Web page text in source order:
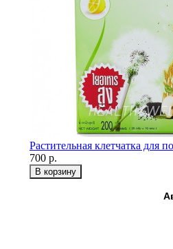
Растительная клетчатка для
700 р.